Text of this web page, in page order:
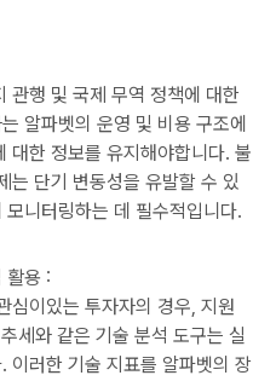
관행 및 국제 무역 정책에 대한
알파벳의 운영 및 비용 구조에
대한 정보를 유지해야합니다. 불
는 단기 변동성을 유발할 수 있
니터링하는 데 필수적입니다.
활용 :
심이있는 투자자의 경우, 지원
세와 같은 기술 분석 도구는 실
이러한 기술 지표를 알파벳의 장